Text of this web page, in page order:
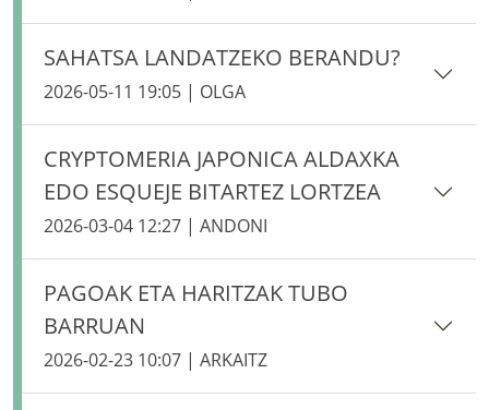
SAHATSA LANDATZEKO BERANDU?
2026-05-11 19:05 | OLGA
CRYPTOMERIA JAPONICA ALDAXKA
EDO ESQUEJE BITARTEZ LORTZEA
2026-03-04 12:27 | ANDONI
PAGOAK ETA HARITZAK TUBO
BARRUAN
2026-02-23 10:07 | ARKAITZ